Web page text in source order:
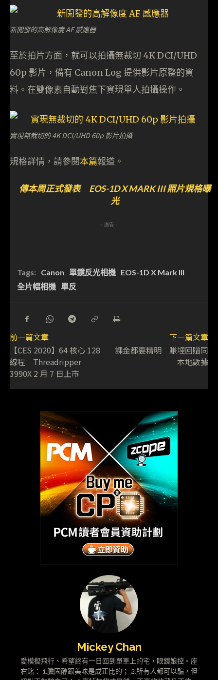
新開發的高解像度 AF 感應器
至於拍片方面，就可以拍攝無裁切 4K DCI/UHD
60p 影片，備有 Canon Log 提供影片原整的資
料。在雙像素自動對焦下實現單人拍攝操作。
實現無裁切的 4K DCI/UHD 60p 影片拍攝
規格詳情，請參閱本篇報道。
傳本周正式發表 EOS-1D X MARK III 照片規格曝
光
- 廣告 -
Tags: Canon 單鏡反光相機 EOS-1D X Mark III
全片幅相機 單反
前一篇文章
【CES 2020】64 核心 128
線程 Threadripper
3990X 2 月 7 日上市
下一篇文章
課金都要精明 賺埋回贈同
本地數據
Mickey Chan
愛模擬飛行、希望終有一日回到單車上的宅，眼鏡娘控。座
右銘： 1.膽固醇跟美味是成正比的； 2.所有人都可以騙，但